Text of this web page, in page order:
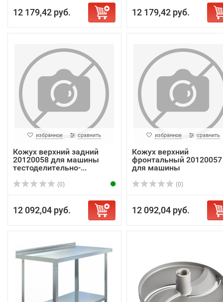
12 179,42 руб. 12 179,42 руб.
избранное сравнить
Кожух верхний задний
20120058 для машины
тестоделительно-...
(0)
12 092,04 руб.
избранное сравнить
Кожух верхний
фронтальный 20120057
для машины
(0)
12 092,04 руб.